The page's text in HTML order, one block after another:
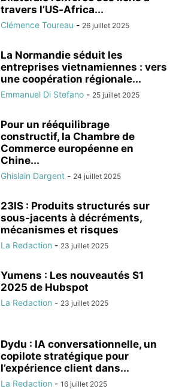
travers l’US‑Africa...
Clémence Toureau - 26 juillet 2025
La Normandie séduit les
entreprises vietnamiennes : vers
une coopération régionale...
Emmanuel Di Stefano - 25 juillet 2025
Pour un rééquilibrage
constructif, la Chambre de
Commerce européenne en
Chine...
Ghislain Dargent - 24 juillet 2025
23IS : Produits structurés sur
sous-jacents à décréments,
mécanismes et risques
La Redaction - 23 juillet 2025
Yumens : Les nouveautés S1
2025 de Hubspot
La Redaction - 23 juillet 2025
Dydu : IA conversationnelle, un
copilote stratégique pour
l’expérience client dans...
La Redaction - 16 juillet 2025